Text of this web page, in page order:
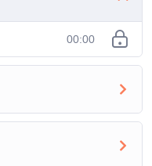
00:00